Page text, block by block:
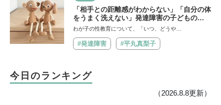
「相手との距離感がわからない」「自分の体
をうまく洗えない」発達障害の子どもの
「性」に関する困りごと・性教育のポイント
聞いた】
わが子の性教育について、「いつ、どうや…
#発達障害 #平丸真梨子
今日のランキング
（2026.8.8更新）